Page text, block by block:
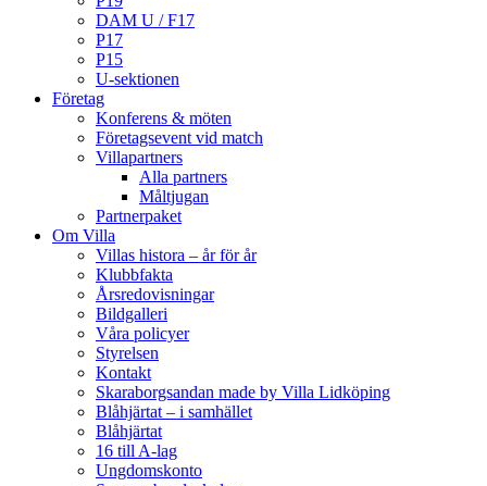
DAM U / F17
P17
P15
U-sektionen
Företag
Konferens & möten
Företagsevent vid match
Villapartners
Alla partners
Måltjugan
Partnerpaket
Om Villa
Villas histora – år för år
Klubbfakta
Årsredovisningar
Bildgalleri
Våra policyer
Styrelsen
Kontakt
Skaraborgsandan made by Villa Lidköping
Blåhjärtat – i samhället
Blåhjärtat
16 till A-lag
Ungdomskonto